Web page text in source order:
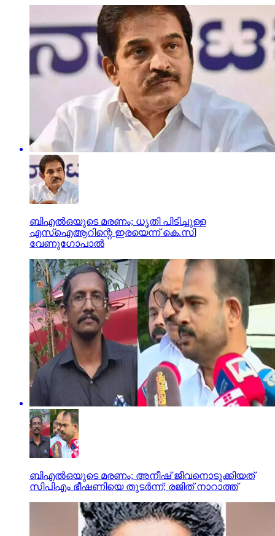
ബിഎല്‍ഒയുടെ മരണം; ധൃതി പിടിച്ചുള്ള
എസ്‌ഐആറിന്റെ ഇരയെന്ന് കെ.സി
വേണുഗോപാല്‍
ബിഎല്‍ഒയുടെ മരണം; അനീഷ് ജീവനൊടുക്കിയത്
സിപിഎം ഭീഷണിയെ തുടര്‍ന്ന്; രജിത് നാറാത്ത്